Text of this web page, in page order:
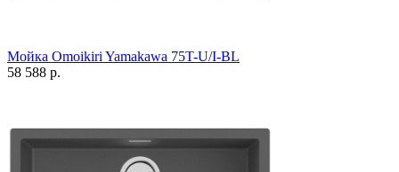
Мойка Omoikiri Yamakawa 75T-U/I-BL
58 588 р.